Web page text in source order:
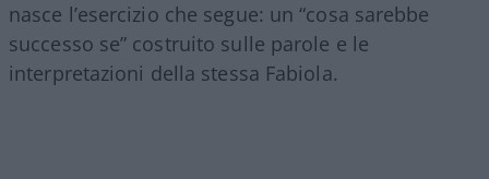
nasce l’esercizio che segue: un “cosa sarebbe
successo se” costruito sulle parole e le
interpretazioni della stessa Fabiola.